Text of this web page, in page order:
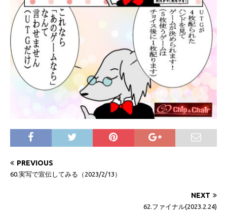
PREVIOUS
60.実写で宣伝してみる（2023/2/13）
NEXT
62.ファイナル(2023.2.24)